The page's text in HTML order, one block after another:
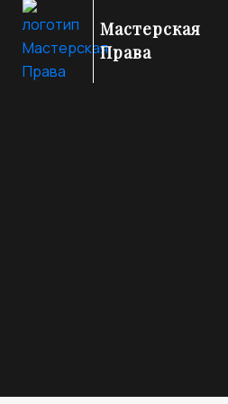
Мастерская
Права